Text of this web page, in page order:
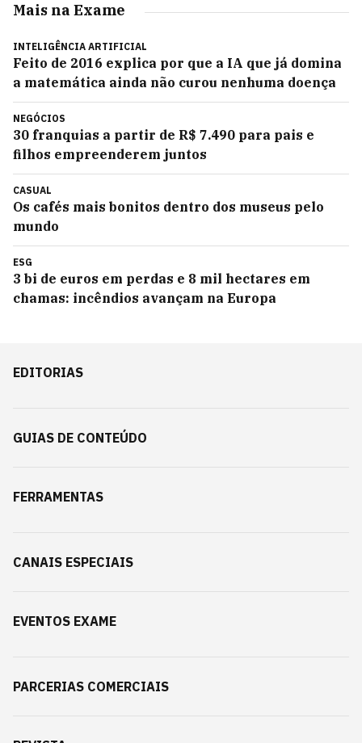
Mais na Exame
INTELIGÊNCIA ARTIFICIAL
Feito de 2016 explica por que a IA que já domina
a matemática ainda não curou nenhuma doença
NEGÓCIOS
30 franquias a partir de R$ 7.490 para pais e
filhos empreenderem juntos
CASUAL
Os cafés mais bonitos dentro dos museus pelo
mundo
ESG
3 bi de euros em perdas e 8 mil hectares em
chamas: incêndios avançam na Europa
EDITORIAS
GUIAS DE CONTEÚDO
FERRAMENTAS
CANAIS ESPECIAIS
EVENTOS EXAME
PARCERIAS COMERCIAIS